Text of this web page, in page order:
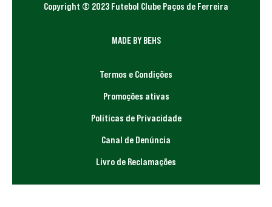
Copyright © 2023 Futebol Clube Paços de Ferreira
MADE BY BEHS
Termos e Condições
Promoções ativas
Políticas de Privacidade
Canal de Denúncia
Livro de Reclamações